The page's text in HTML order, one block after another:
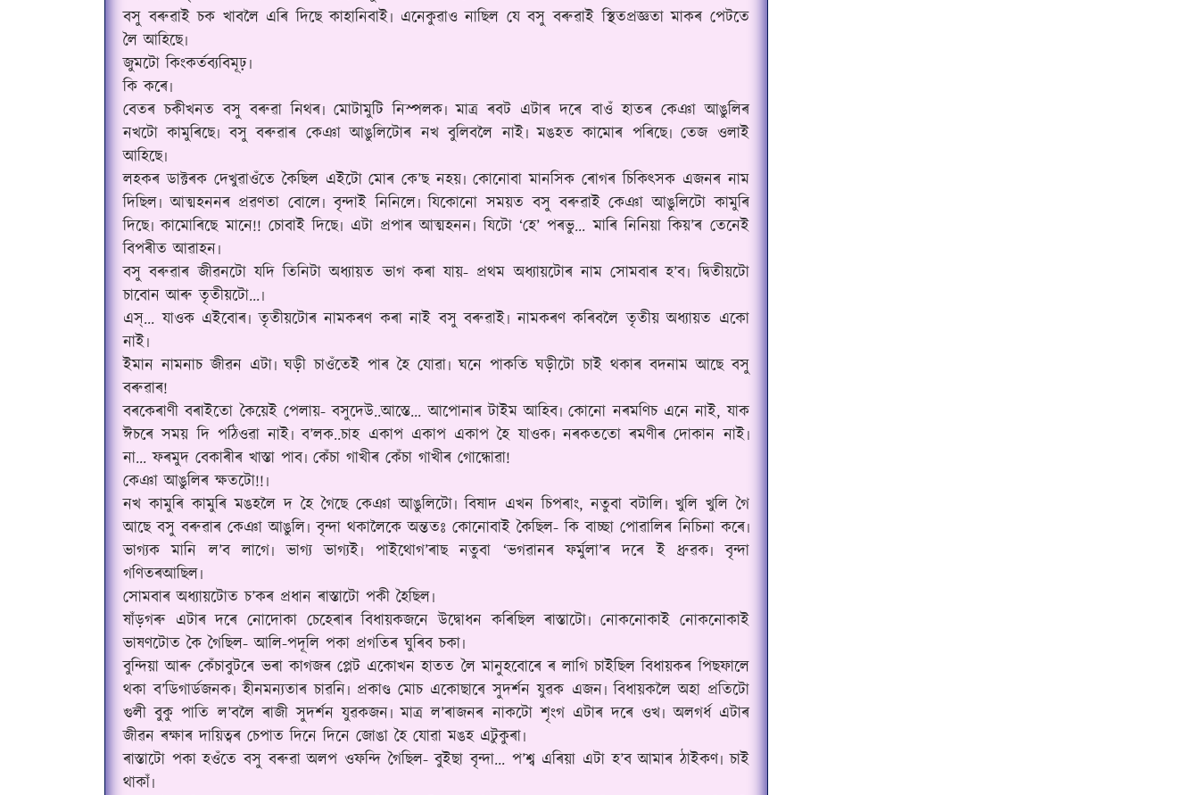
বসু বৰুৱাই চক খাবলৈ এৰি দিছে কাহানিবাই৷ এনেকুৱাও নাছিল যে বসু বৰুৱাই স্থিতপ্ৰজ্ঞতা মাকৰ পেটতে
লৈ আহিছে৷
জুমটো কিংকৰ্তব্যবিমূঢ়৷
কি কৰে৷
বেতৰ চকীখনত বসু বৰুৱা নিথৰ৷ মোটামুটি নিস্পলক৷ মাত্ৰ ৰবট এটাৰ দৰে বাওঁ হাতৰ কেঞা আঙুলিৰ
নখটো কামুৰিছে৷ বসু বৰুৱাৰ কেঞা আঙুলিটোৰ নখ বুলিবলৈ নাই৷ মঙহত কামোৰ পৰিছে৷ তেজ ওলাই
আহিছে৷
লহকৰ ডাক্টৰক দেখুৱাওঁতে কৈছিল এইটো মোৰ কে’ছ নহয়৷ কোনোবা মানসিক ৰোগৰ চিকিৎসক এজনৰ নাম
দিছিল৷ আত্মহননৰ‌ প্ৰৱণতা বোলে৷ বৃন্দাই নিনিলে৷ যিকোনো সময়ত বসু বৰুৱাই কেঞা আঙুলিটো কামুৰি
দিছে৷ কামোৰিছে মানে!! চোবাই দিছে৷ এটা প্ৰপাৰ আত্মহনন৷ যিটো ‘হে’ পৰভু... মাৰি নিনিয়া কিয়’ৰ তেনেই
বিপৰীত আৱাহন৷
বসু বৰুৱাৰ জীৱনটো যদি তিনিটা অধ্যায়ত ভাগ কৰা যায়- প্ৰথম অধ্যায়টোৰ‌ নাম সোমবাৰ হ’ব৷ দ্বিতীয়টো
চাবোন আৰু তৃতীয়টো...৷
এস্... যাওক এইবোৰ৷ তৃতীয়টোৰ নামকৰণ কৰা নাই বসু বৰুৱাই৷ নামকৰণ কৰিবলৈ তৃতীয় অধ্যায়ত একো
নাই৷
ইমান নামনাচ জীৱন‌ এটা৷ ঘড়ী চাওঁতেই পাৰ হৈ যোৱা৷ ঘনে পাকতি ঘড়ীটো চাই থকাৰ‌ বদনাম আছে বসু
বৰুৱাৰ!
বৰকেৰাণী বৰাইতো কৈয়েই পেলায়- বসুদেউ..আস্তে... আপোনাৰ টাইম আহিব৷ কোনো‌ নৰমণিচ এনে নাই, যাক
ঈচৰে সময় দি পঠিওৱা নাই৷ ব’লক..চাহ একাপ একাপ একাপ হৈ যাওক৷ নৰকততো ৰমণীৰ দোকান‌ নাই৷
না... ফৰমুদ বেকাৰীৰ খাস্তা পাব৷ কেঁচা গাখীৰ কেঁচা গাখীৰ গোন্ধোৱা!
কেঞা আঙুলিৰ ক্ষতটো!!৷
নখ কামুৰি কামুৰি মঙহলৈ দ হৈ গৈছে কেঞা আঙুলিটো৷ বিষাদ এখন চিপৰাং, নতুবা বটালি৷ খুলি খুলি গৈ
আছে বসু বৰুৱাৰ কেঞা আঙুলি৷ বৃন্দা থকালৈকে অন্ততঃ কোনোবাই কৈছিল- কি বাচ্ছা পোৱালিৰ নিচিনা কৰে৷
ভাগ্যক মানি ল’ব লাগে৷ ভাগ্য ভাগ্য‌ই৷ পাইথোগ’ৰাছ নতুবা ‘ভগৱানৰ ফৰ্মুলা’ৰ দৰে ই ধ্ৰুৱক৷ বৃন্দা
গণিতৰ‌আছিল৷
সোমবাৰ অধ্যায়টোত চ’কৰ‌ প্ৰধান ৰাস্তাটো পকী হৈছিল৷
ষাঁড়গৰু এটাৰ‌ দৰে নোদোকা চেহেৰাৰ বিধায়কজনে উদ্বোধন কৰিছিল ৰাস্তাটো৷ নোকনোকাই নোকনোকাই
ভাষণটোত কৈ গৈছিল- আলি-পদূলি পকা প্ৰগতিৰ ঘুৰিব চকা৷
বুন্দিয়া আৰু কেঁচাবুটৰে ভৰা কাগজৰ প্লেট একোখন হাতত লৈ মানুহবোৰে ৰ‌ লাগি চাইছিল বিধায়কৰ পিছফালে
থকা ব’ডিগাৰ্ডজনক৷ হীনমন্যতাৰ চাৱনি৷ প্ৰকাণ্ড মোচ একোছাৰে সুদৰ্শন যুৱক এজন৷ বিধায়কলৈ অহা প্ৰতিটো
গুলী বুকু পাতি ল’বলৈ ৰাজী সুদৰ্শন যুৱকজন৷ মাত্ৰ ল’ৰাজনৰ নাকটো শৃংগ এটাৰ‌ দৰে ওখ৷ অলগৰ্ধ‌ এটাৰ
জীৱন ৰক্ষাৰ দায়িত্বৰ চেপাত দিনে দিনে জোঙা হৈ যোৱা‌ মঙহ এটুকুৰা৷
ৰাস্তাটো পকা হ‌ওঁতে বসু বৰুৱা‌ অলপ ওফন্দি গৈছিল- বুইছা বৃন্দা... প’শ্ব এৰিয়া এটা হ’ব আমাৰ ঠাইকণ৷ চাই
থাকাঁ৷